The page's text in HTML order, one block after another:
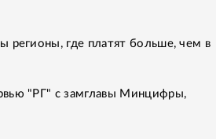
регионы, где платят больше, чем в
"РГ" с замглавы Минцифры,